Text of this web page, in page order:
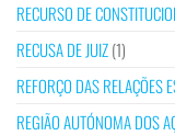
RECURSO DE
RECUSA DE JUIZ(1)
REFORÇO DAS RELAÇÕES
REGIÃO AUTÓNOMA DOS